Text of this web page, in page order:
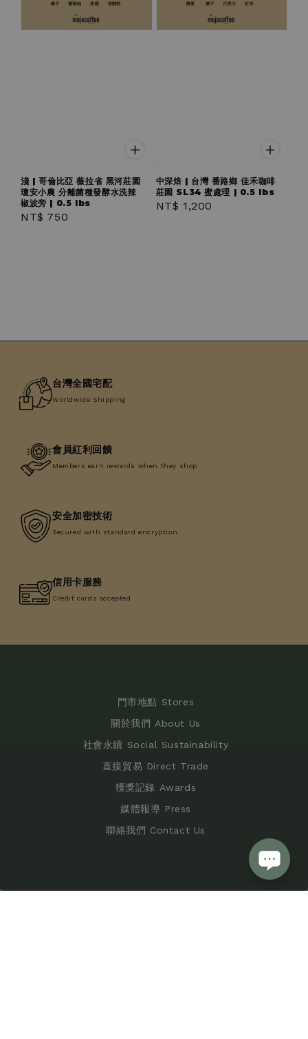
淺 | 哥倫比亞 薇拉省 黑河莊園
瓊安小農 分離菌種發酵水洗辣
椒波旁 | 0.5 lbs
Regular
NT$ 750
中深焙 | 台灣 番路鄉 佳禾咖啡
莊園 SL34 蜜處理 | 0.5 lbs
Regular
NT$ 1,200
台灣全國宅配
Worldwide Shipping
會員紅利回饋
Members earn rewards when they shop
安全加密技術
Secured with standard encryption
信用卡服務
Credit cards accepted
門市地點 Stores
關於我們 About Us
社會永續 Social Sustainability
直接貿易 Direct Trade
獲獎記錄 Awards
媒體報導 Press
聯絡我們 Contact Us